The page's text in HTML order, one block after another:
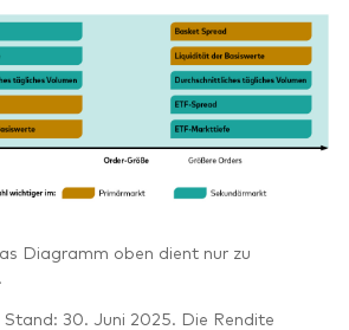
Diagramm oben dient nur zu
30. Juni 2025. Die Rendite